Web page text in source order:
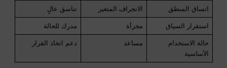
اتساق المنطق الانجراف المتغير تناسق عالٍ
استقرار السياق مجزأة مدرك للحالة
حالة الاستخدام
الأساسية
مساعد دعم اتخاذ القرار